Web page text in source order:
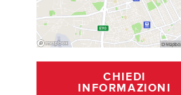
CHIEDI
INFORMAZIONI